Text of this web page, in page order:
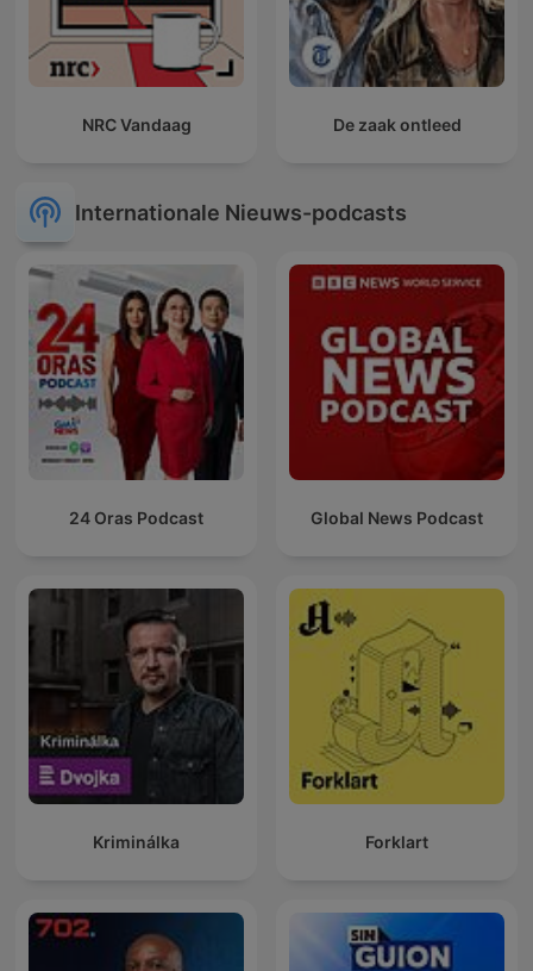
NRC Vandaag De zaak ontleed
Internationale Nieuws-podcasts
24 Oras Podcast Global News Podcast
Kriminálka Forklart